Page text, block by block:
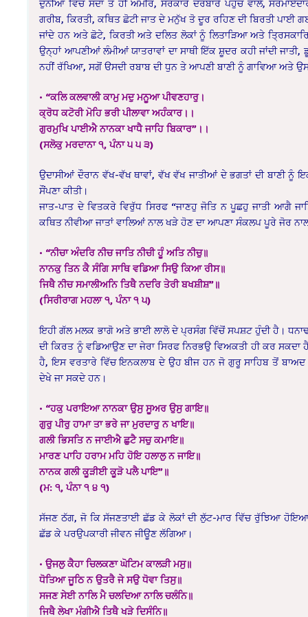
ਦੁਨੀਆਂ ਵਿੱਚ ਸਦਾ ਤੋਂ ਹੀ ਅਮੀਰ, ਸਰਕਾਰੇ ਦਰਬਾਰੇ ਪਹੁੰਚ ਵਾਲੇ,
ਗਰੀਬ, ਕਿਰਤੀ, ਕਥਿਤ ਛੋਟੀ ਜਾਤ ਦੇ ਮਨੁੱਖ ਤੋ ਦੂਰ ਰਹਿਣ ਦੀ ਬਿਰਤੀ
ਜਾਂਦੇ ਹਨ ਅਤੇ ਛੋਟੇ, ਕਿਰਤੀ ਅਤੇ ਦਲਿਤ ਲੋਕਾਂ ਨੂੰ ਲਿਤਾੜਿਆ ਅਤੇ
ਉਨ੍ਹਾਂ ਆਪਣੀਆਂ ਲੰਮੀਆਂ ਯਾਤਰਾਵਾਂ ਦਾ ਸਾਥੀ ਇੱਕ ਸ਼ੂਦਰ ਕਹੀ ਜਾਂਦੀ
ਨਹੀਂ ਰੱਖਿਆ, ਸਗੋਂ ੳਸਦੀ ਰਬਾਬ ਦੀ ਧੁਨ ਤੇ ਆਪਣੀ ਬਾਣੀ ਨੂੰ ਗਾਵਿਆ ਅਤੇ
• “ਕਲਿ ਕਲਵਾਲੀ ਕਾਮੁ ਮਦੁ ਮਨੂਆ ਪੀਵਣਹਾਰੁ।
ਕ੍ਰੋਧ ਕਟੋਰੀ ਮੋਹਿ ਭਰੀ ਪੀਲਾਵਾ ਅਹੰਕਾਰ।।
ਗੁਰਮੁਖਿ ਪਾਈਐ ਨਾਨਕਾ ਖਾਧੈ ਜਾਹਿ ਬਿਕਾਰ”।।
(ਸਲੋਕੁ ਮਰਦਾਨਾ ੧, ਪੰਨਾ ੫ ੫ ੩)
ਉਦਾਸੀਆਂ ਦੌਰਾਨ ਵੱਖ-ਵੱਖ ਥਾਵਾਂ, ਵੱਖ ਵੱਖ ਜਾਤੀਆਂ ਦੇ ਭਗਤਾਂ ਦੀ ਬਾਣੀ ਨੂੰ
ਸੌਂਪਣਾ ਕੀਤੀ।
ਜਾਤ-ਪਾਤ ਦੇ ਵਿਤਕਰੇ ਵਿਰੁੱਧ ਸਿਰਫ “ਜਾਣਹੁ ਜੋਤਿ ਨ ਪੂਛਹੁ ਜਾਤੀ ਆਗੈ
ਕਥਿਤ ਨੀਵੀਆ ਜਾਤਾਂ ਵਾਲਿਆਂ ਨਾਲ ਖੜੇ ਹੋਣ ਦਾ ਆਪਣਾ ਸੰਕਲਪ ਪੂਰੇ ਜੋਰ
• “ਨੀਚਾ ਅੰਦਰਿ ਨੀਚ ਜਾਤਿ ਨੀਚੀ ਹੂੰ ਅਤਿ ਨੀਚੁ॥
ਨਾਨਕੁ ਤਿਨ ਕੈ ਸੰਗਿ ਸਾਥਿ ਵਡਿਆ ਸਿਉ ਕਿਆ ਰੀਸ॥
ਜਿਥੈ ਨੀਚ ਸਮਾਲੀਅਨਿ ਤਿਥੈ ਨਦਰਿ ਤੇਰੀ ਬਖਸ਼ੀਸ਼”॥
(ਸਿਰੀਰਾਗ ਮਹਲਾ ੧, ਪੰਨਾ ੧ ੫)
ਇਹੀ ਗੱਲ ਮਲਕ ਭਾਗੋ ਅਤੇ ਭਾਈ ਲਾਲੋ ਦੇ ਪ੍ਰਸੰਗ ਵਿੱਚੋਂ ਸਪਸ਼ਟ ਹੁੰਦੀ ਹੈ।
ਦੀ ਕਿਰਤ ਨੂੰ ਵਡਿਆਉਣ ਦਾ ਜੇਰਾ ਸਿਰਫ ਨਿਰਭਉ ਵਿਅਕਤੀ ਹੀ ਕਰ
ਹੈ, ਇਸ ਵਰਤਾਰੇ ਵਿੱਚ ਇਨਕਲਾਬ ਦੇ ਉਹ ਬੀਜ ਹਨ ਜੋ ਗੁਰੂ ਸਾਹਿਬ ਤੋਂ
ਦੇਖੇ ਜਾ ਸਕਦੇ ਹਨ।
• “ਹਕੁ ਪਰਾਇਆ ਨਾਨਕਾ ਉਸੁ ਸੂਅਰ ਉਸੁ ਗਾਇ॥
ਗੁਰੁ ਪੀਰੁ ਹਾਮਾ ਤਾ ਭਰੇ ਜਾ ਮੁਰਦਾਰੁ ਨ ਖਾਇ॥
ਗਲੀ ਭਿਸਤਿ ਨ ਜਾਈਐ ਛੁਟੈ ਸਚੁ ਕਮਾਇ॥
ਮਾਰਣ ਪਾਹਿ ਹਰਾਮ ਮਹਿ ਹੋਇ ਹਲਾਲੁ ਨ ਜਾਇ॥
ਨਾਨਕ ਗਲੀ ਕੂੜੀਈ ਕੂੜੋ ਪਲੈ ਪਾਇ”॥
(ਮ: ੧, ਪੰਨਾ ੧ ੪ ੧)
ਸੱਜਣ ਠੱਗ, ਜੋ ਕਿ ਸੱਜਣਤਾਈ ਛੱਡ ਕੇ ਲੋਕਾਂ ਦੀ ਲੁੱਟ-ਮਾਰ ਵਿੱਚ ਰੁੱਝਿਆ ਹੋਇਆ
ਛੱਡ ਕੇ ਪਰਉਪਕਾਰੀ ਜੀਵਨ ਜੀਊਣ ਲੱਗਿਆ।
• ਉਜਲੁ ਕੈਹਾ ਚਿਲਕਣਾ ਘੋਟਿਮ ਕਾਲੜੀ ਮਸੁ॥
ਧੋਤਿਆ ਜੂਠਿ ਨ ਉਤਰੈ ਜੇ ਸਉ ਧੋਵਾ ਤਿਸੁ॥
ਸਜਣ ਸੇਈ ਨਾਲਿ ਮੈ ਚਲਦਿਆ ਨਾਲਿ ਚਲੰਨਿ॥
ਜਿਥੈ ਲੇਖਾ ਮੰਗੀਐ ਤਿਥੈ ਖੜੇ ਦਿਸੰਨਿ॥